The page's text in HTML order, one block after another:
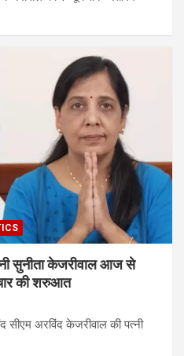
सुनीता केजरीवाल आज से
की शरुआत
सीएम अरविंद केजरीवाल की पत्नी